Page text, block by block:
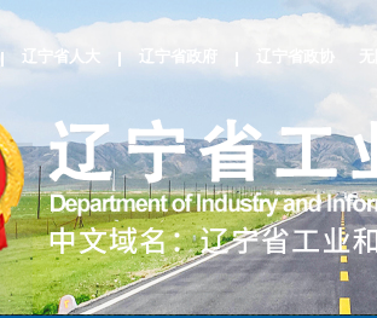
辽宁省人大 辽宁省政府 辽宁省政协